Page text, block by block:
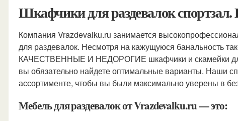
Шкафчики для раздевалок
Компания Vrazdevalku.ru занимается
для раздевалок. Несмотря на кажущуюся банальность
КАЧЕСТВЕННЫЕ И НЕДОРОГИЕ шкафчики и скамейки для
вы обязательно найдете оптимальные варианты. Наши
ассортименте, чтобы вы были максимально уверены в
Мебель для раздевалок от Vrazdevalku.ru — это: